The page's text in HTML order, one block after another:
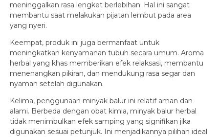
meninggalkan rasa lengket berlebihan. Hal ini sangat
membantu saat melakukan pijatan lembut pada area
yang nyeri.
Keempat, produk ini juga bermanfaat untuk
meningkatkan kenyamanan tubuh secara umum. Aroma
herbal yang khas memberikan efek relaksasi, membantu
menenangkan pikiran, dan mendukung rasa segar dan
nyaman setelah digunakan.
Kelima, penggunaan minyak balur ini relatif aman dan
alami. Berbeda dengan obat kimia, minyak balur herbal
tidak menimbulkan efek samping yang signifikan jika
digunakan sesuai petunjuk. Ini menjadikannya pilihan ideal